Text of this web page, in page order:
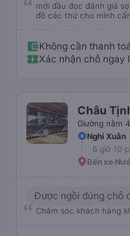
mới đầu đọc đánh giá
đồ các thứ cho mình
Không cần thanh
Xác nhận chỗ ngay
Châu
Giường nằm
Nghi Xuân
6 giờ 10
Bến xe
Được ngồi đúng chỗ
Chăm sóc khách hàng